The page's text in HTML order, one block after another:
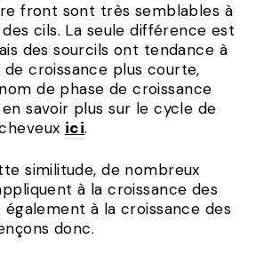
front sont très semblables à
cils. La seule différence est
des sourcils ont tendance à
de croissance plus courte,
de phase de croissance
en savoir plus sur le cycle de
ici.
similitude, de nombreux
à la croissance des
à la croissance des
donc.